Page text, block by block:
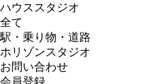
ハウススタジオ
全て
駅・乗り物・道路
ホリゾンスタジオ
お問い合わせ